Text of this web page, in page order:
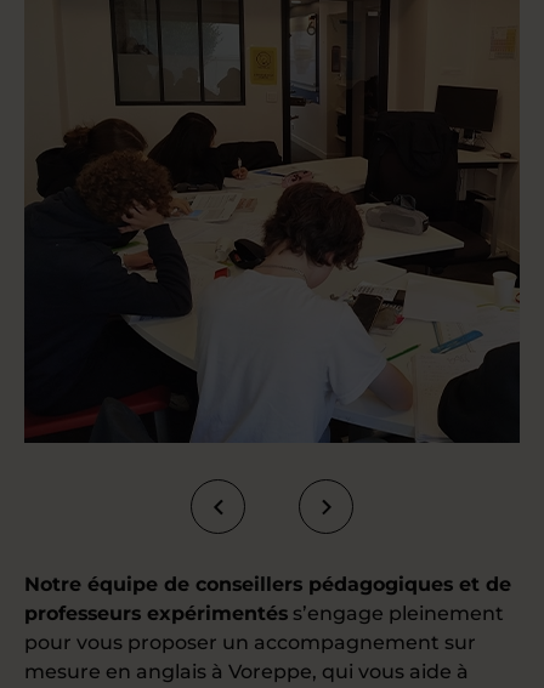
Notre équipe de conseillers pédagogiques et de
professeurs expérimentés s’engage pleinement
pour vous proposer un accompagnement sur
mesure en anglais à Voreppe, qui vous aide à